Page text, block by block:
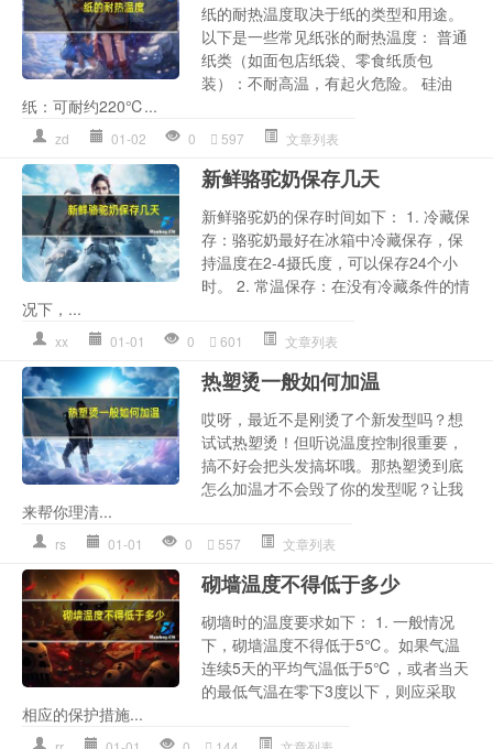
纸的耐热温度取决于纸的类型和用途。
以下是一些常见纸张的耐热温度： 普通
纸类（如面包店纸袋、零食纸质包
装）：不耐高温，有起火危险。 硅油
纸：可耐约220℃...
zd 01-02 0 597 文章列表
新鲜骆驼奶保存几天
新鲜骆驼奶的保存时间如下： 1. 冷藏保
存：骆驼奶最好在冰箱中冷藏保存，保
持温度在2-4摄氏度，可以保存24个小
时。 2. 常温保存：在没有冷藏条件的情
况下，...
xx 01-01 0 601 文章列表
热塑烫一般如何加温
哎呀，最近不是刚烫了个新发型吗？想
试试热塑烫！但听说温度控制很重要，
搞不好会把头发搞坏哦。那热塑烫到底
怎么加温才不会毁了你的发型呢？让我
来帮你理清...
rs 01-01 0 557 文章列表
砌墙温度不得低于多少
砌墙时的温度要求如下： 1. 一般情况
下，砌墙温度不得低于5℃。如果气温
连续5天的平均气温低于5℃，或者当天
的最低气温在零下3度以下，则应采取
相应的保护措施...